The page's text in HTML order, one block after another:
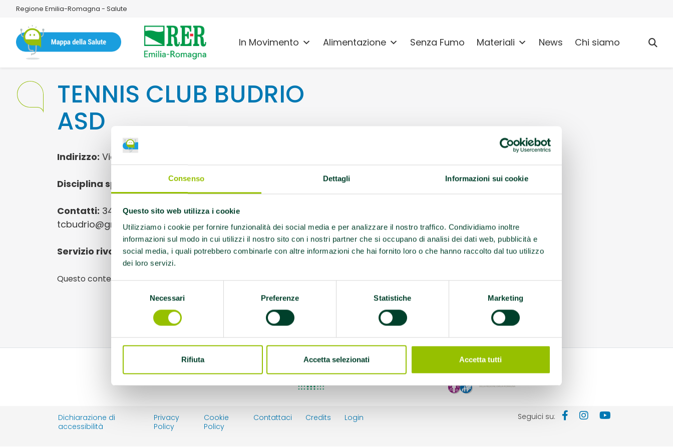
Consenso Dettagli Informazioni sui cookie
Questo sito web utilizza i cookie
Utilizziamo i cookie per fornire funzionalità dei social media e per analizzare il nostro traffico. Condividiamo inoltre
informazioni sul modo in cui utilizzi il nostro sito con i nostri partner che si occupano di analisi dei dati web, pubblicità e
social media, i quali potrebbero combinarle con altre informazioni che hai fornito loro o che hanno raccolto dal tuo utilizzo
dei loro servizi.
Necessari Preferenze Statistiche Marketing
Rifiuta Accetta selezionati Accetta tutti
Regione Emilia-Romagna - Salute
In Movimento Alimentazione Senza Fumo Materiali News Chi siamo
TENNIS CLUB BUDRIO
ASD
Indirizzo: Via dello Sport, 4 Budrio
Disciplina sportiva: TENNIS IN CARROZZINA
Contatti: 3470746879 Dalla Valle Roberto -
tcbudrio@gmail.com
Servizio rivolto a:DISABILITA' FISICA
Questo contenuto si trova inDisabilità e sport
Dichiarazione di
accessibilità
Privacy
Policy
Cookie
Policy
Contattaci Credits Login Seguici su: